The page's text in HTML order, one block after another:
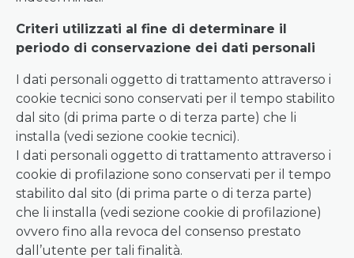
Criteri utilizzati al fine di determinare il
periodo di conservazione dei dati personali
I dati personali oggetto di trattamento attraverso i
cookie tecnici sono conservati per il tempo stabilito
dal sito (di prima parte o di terza parte) che li
installa (vedi sezione cookie tecnici).
I dati personali oggetto di trattamento attraverso i
cookie di profilazione sono conservati per il tempo
stabilito dal sito (di prima parte o di terza parte)
che li installa (vedi sezione cookie di profilazione)
ovvero fino alla revoca del consenso prestato
dall’utente per tali finalità.